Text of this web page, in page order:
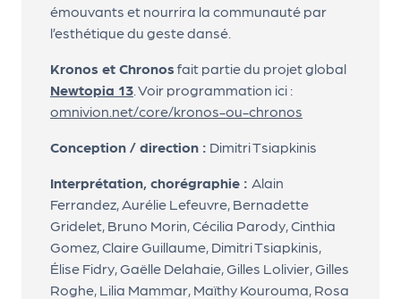
émouvants et nourrira la communauté par
l’esthétique du geste dansé.
Kronos et Chronos fait partie du projet global
Newtopia 13 . Voir programmation ici :
omnivion.net/core/kronos-ou-chronos
Conception / direction : Dimitri Tsiapkinis
Interprétation, chorégraphie : Alain
Ferrandez, Aurélie Lefeuvre, Bernadette
Gridelet, Bruno Morin, Cécilia Parody, Cinthia
Gomez, Claire Guillaume, Dimitri Tsiapkinis,
Élise Fidry, Gaëlle Delahaie, Gilles Lolivier, Gilles
Roghe, Lilia Mammar, Maïthy Kourouma, Rosa
A
n
n
u
a
e
d
e
s
o
r
g